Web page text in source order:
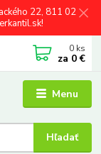
22, 811 02
Menu
Hľadať
0 ks
za 0 €